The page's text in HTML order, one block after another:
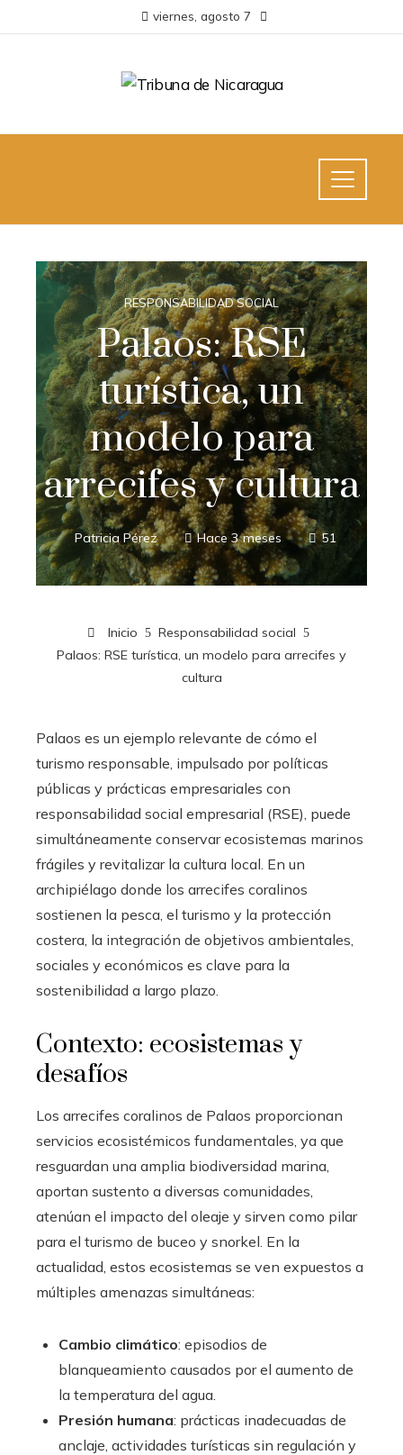
viernes, agosto 7
RESPONSABILIDAD SOCIAL
Palaos: RSE
turística, un
modelo para
arrecifes y cultura
Patricia Pérez Hace 3 meses 51
Inicio
Responsabilidad social
Palaos: RSE turística, un modelo para arrecifes y
cultura
Palaos es un ejemplo relevante de cómo el
turismo responsable, impulsado por políticas
públicas y prácticas empresariales con
responsabilidad social empresarial (RSE), puede
simultáneamente conservar ecosistemas marinos
frágiles y revitalizar la cultura local. En un
archipiélago donde los arrecifes coralinos
sostienen la pesca, el turismo y la protección
costera, la integración de objetivos ambientales,
sociales y económicos es clave para la
sostenibilidad a largo plazo.
Contexto: ecosistemas y
desafíos
Los arrecifes coralinos de Palaos proporcionan
servicios ecosistémicos fundamentales, ya que
resguardan una amplia biodiversidad marina,
aportan sustento a diversas comunidades,
atenúan el impacto del oleaje y sirven como pilar
para el turismo de buceo y snorkel. En la
actualidad, estos ecosistemas se ven expuestos a
múltiples amenazas simultáneas:
Cambio climático: episodios de
blanqueamiento causados por el aumento de
la temperatura del agua.
Presión humana: prácticas inadecuadas de
anclaje, actividades turísticas sin regulación y